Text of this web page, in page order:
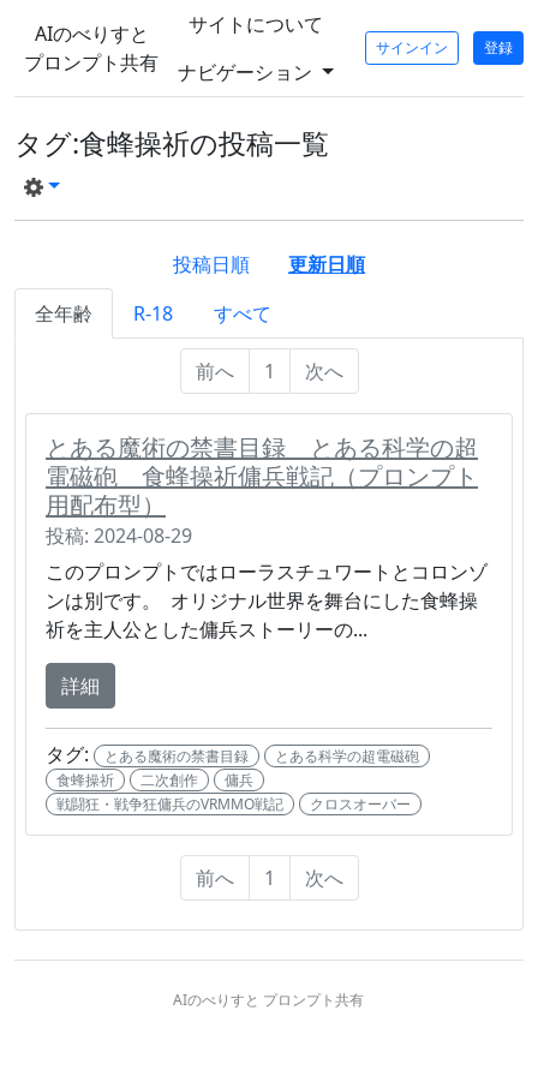
AIのべりすと
プロンプト共有
サイトについて
ナビゲーション
サインイン 登録
タグ:食蜂操祈の投稿一覧
投稿日順
更新日順
全年齢
R-18 すべて
前へ 1 次へ
とある魔術の禁書目録 とある科学の超
電磁砲 食蜂操祈傭兵戦記（プロンプト
用配布型）
投稿: 2024-08-29
このプロンプトではローラスチュワートとコロンゾ
ンは別です。 オリジナル世界を舞台にした食蜂操
祈を主人公とした傭兵ストーリーの...
詳細
タグ: とある魔術の禁書目録
とある科学の超電磁砲
食蜂操祈
二次創作
傭兵
戦闘狂・戦争狂傭兵のVRMMO戦記
クロスオーバー
前へ 1 次へ
AIのべりすと プロンプト共有